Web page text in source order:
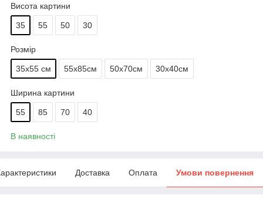
Висота картини
35 55 50 30
Розмір
35х55 см 55х85см 50х70см 30х40см
Ширина картини
55 85 70 40
В наявності
Доставка Оплата Умови повернення